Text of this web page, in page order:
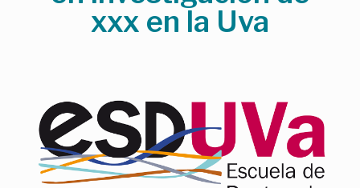
xxx en la Uva